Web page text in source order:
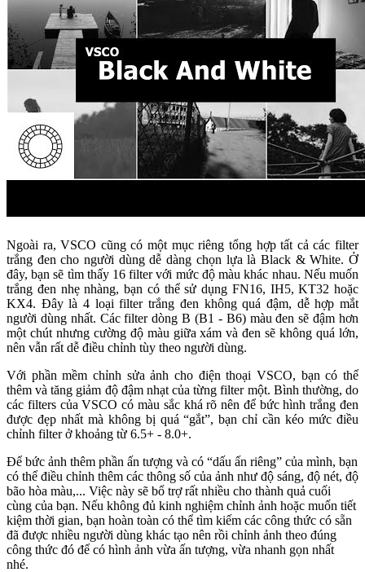
Ngoài ra, VSCO cũng có một mục riêng tổng hợp tất cả các filter
trắng đen cho người dùng dễ dàng chọn lựa là Black & White. Ở
đây, bạn sẽ tìm thấy 16 filter với mức độ màu khác nhau. Nếu muốn
trắng đen nhẹ nhàng, bạn có thể sử dụng FN16, IH5, KT32 hoặc
KX4. Đây là 4 loại filter trắng đen không quá đậm, dễ hợp mắt
người dùng nhất. Các filter dòng B (B1 - B6) màu đen sẽ đậm hơn
một chút nhưng cường độ màu giữa xám và đen sẽ không quá lớn,
nên vẫn rất dễ điều chỉnh tùy theo người dùng.
Với phần mềm chỉnh sửa ảnh cho điện thoại VSCO, bạn có thể
thêm và tăng giảm độ đậm nhạt của từng filter một. Bình thường, do
các filters của VSCO có màu sắc khá rõ nên để bức hình trắng đen
được đẹp nhất mà không bị quá “gắt”, bạn chỉ cần kéo mức điều
chỉnh filter ở khoảng từ 6.5+ - 8.0+.
Để bức ảnh thêm phần ấn tượng và có “dấu ấn riêng” của mình, bạn
có thể điều chỉnh thêm các thông số của ảnh như độ sáng, độ nét, độ
bão hòa màu,... Việc này sẽ bổ trợ rất nhiều cho thành quả cuối
cùng của bạn. Nếu không đủ kinh nghiệm chỉnh ảnh hoặc muốn tiết
kiệm thời gian, bạn hoàn toàn có thể tìm kiếm các công thức có sẵn
đã được nhiều người dùng khác tạo nên rồi chỉnh ảnh theo đúng
công thức đó để có hình ảnh vừa ấn tượng, vừa nhanh gọn nhất
nhé.